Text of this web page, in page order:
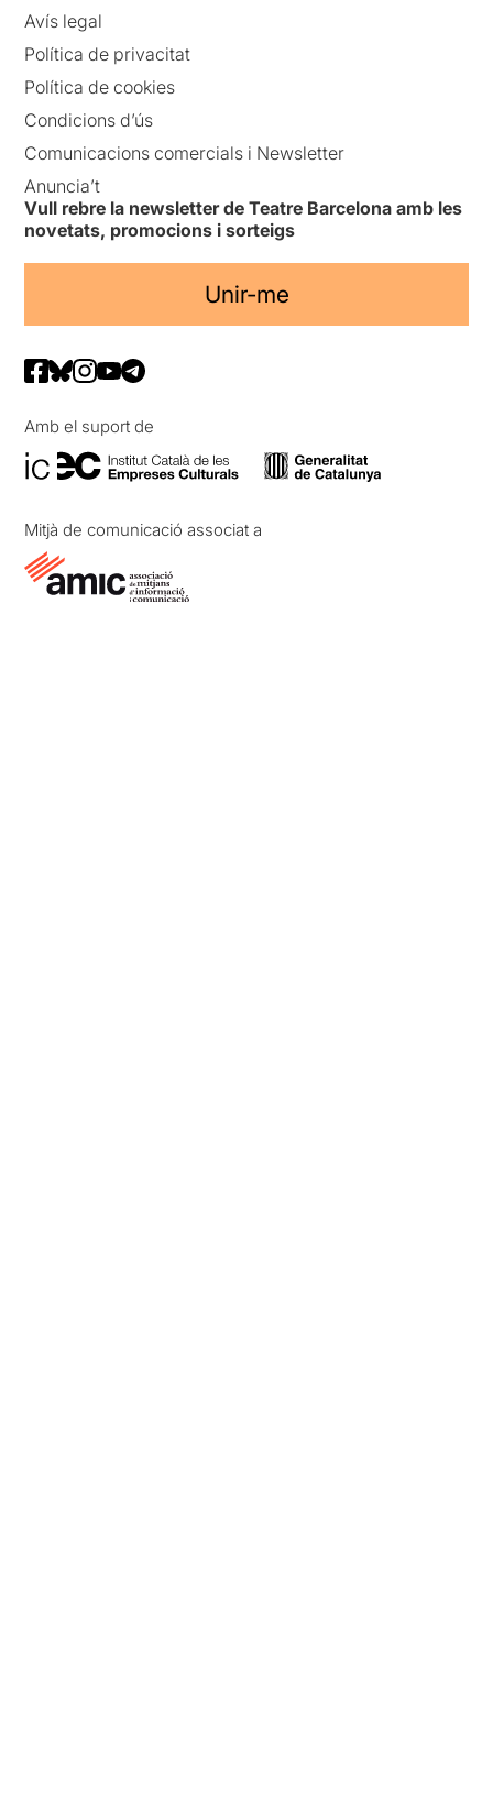
Avís legal
Política de privacitat
Política de cookies
Condicions d’ús
Comunicacions comercials i Newsletter
Anuncia’t
Vull rebre la newsletter de Teatre Barcelona amb les
novetats, promocions i sorteigs
Unir-me
Amb el suport de
Mitjà de comunicació associat a